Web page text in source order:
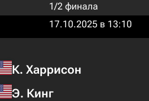
1/2 финала
17.10.2025 в 13:10
К. Харрисон
Э. Кинг